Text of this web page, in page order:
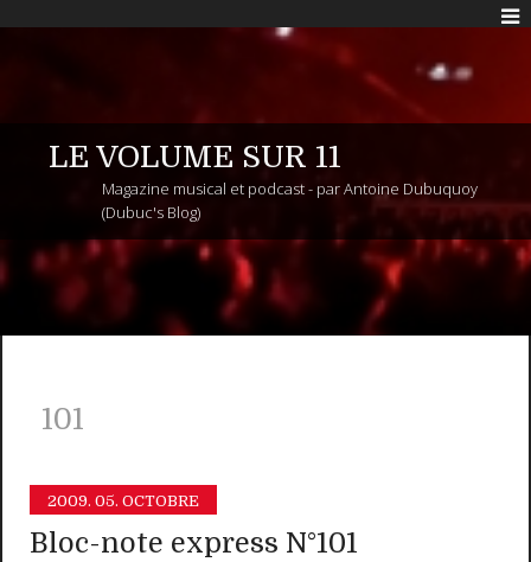
LE VOLUME SUR 11
Magazine musical et podcast - par Antoine Dubuquoy
(Dubuc's Blog)
101
2009. 05. OCTOBRE
Bloc-note express N°101